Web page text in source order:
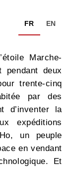
FR EN
Marche-
pendant deux
trente-cinq
par des
d’inventer la
expéditions
un peuple
en vendant
Et